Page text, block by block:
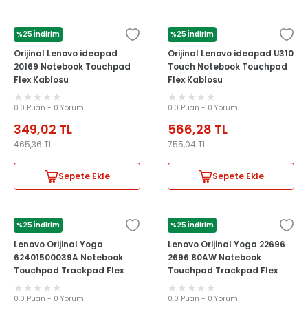
%25 İndirim
LENOVO
Orijinal Lenovo ideapad
20169 Notebook Touchpad
Flex Kablosu
0.0 Puan - 0 Yorum
349,02 TL
465,36TL
Sepete Ekle
%25 İndirim
LENOVO
Orijinal Lenovo ideapad U310
Touch Notebook Touchpad
Flex Kablosu
0.0 Puan - 0 Yorum
566,28 TL
755,04TL
Sepete Ekle
%25 İndirim
LENOVO
Lenovo Orijinal Yoga
62401500039A Notebook
Touchpad Trackpad Flex
Kablosu
0.0 Puan - 0 Yorum
%25 İndirim
LENOVO
Lenovo Orijinal Yoga 22696
2696 80AW Notebook
Touchpad Trackpad Flex
Kablosu
0.0 Puan - 0 Yorum